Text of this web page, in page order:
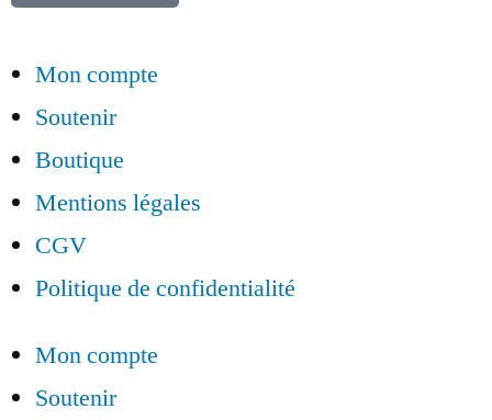
Mon compte
Soutenir
Boutique
Mentions légales
CGV
Politique de confidentialité
Mon compte
Soutenir